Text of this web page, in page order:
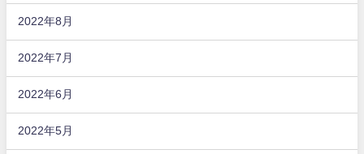
2022年8月
2022年7月
2022年6月
2022年5月